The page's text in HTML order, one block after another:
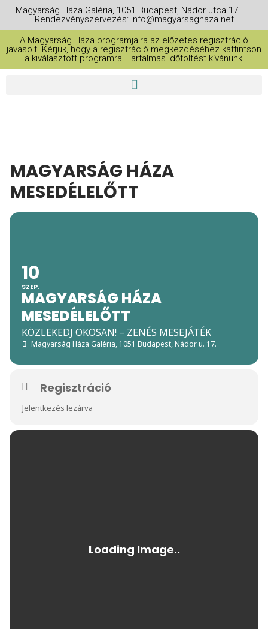
Magyarság Háza Galéria, 1051 Budapest, Nádor utca 17. |
Rendezvényszervezés: info@magyarsaghaza.net
A Magyarság Háza programjaira az előzetes regisztráció
javasolt. Kérjük, hogy a regisztráció megkezdéséhez kattintson
a kiválasztott programra! Tartalmas időtöltést kívánunk!
MAGYARSÁG HÁZA
MESEDÉLELŐTT
10
SZEP.
MAGYARSÁG HÁZA
MESEDÉLELŐTT
KÖZLEKEDJ OKOSAN! – ZENÉS MESEJÁTÉK
Magyarság Háza Galéria, 1051 Budapest, Nádor u. 17.
Regisztráció
Jelentkezés lezárva